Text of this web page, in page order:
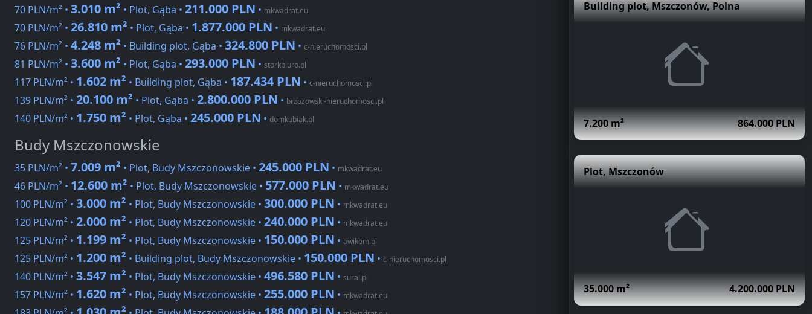
70 PLN/m² • 3.010 m² • Plot, Gąba • 211.000 PLN • mkwadrat.eu
70 PLN/m² • 26.810 m² • Plot, Gąba • 1.877.000 PLN • mkwadrat.eu
76 PLN/m² • 4.248 m² • Building plot, Gąba • 324.800 PLN • c-nieruchomosci.pl
81 PLN/m² • 3.600 m² • Plot, Gąba • 293.000 PLN • storkbiuro.pl
117 PLN/m² • 1.602 m² • Building plot, Gąba • 187.434 PLN • c-nieruchomosci.pl
139 PLN/m² • 20.100 m² • Plot, Gąba • 2.800.000 PLN • brzozowski-nieruchomosci.pl
140 PLN/m² • 1.750 m² • Plot, Gąba • 245.000 PLN • domkubiak.pl
Budy Mszczonowskie
35 PLN/m² • 7.009 m² • Plot, Budy Mszczonowskie • 245.000 PLN • mkwadrat.eu
46 PLN/m² • 12.600 m² • Plot, Budy Mszczonowskie • 577.000 PLN • mkwadrat.eu
100 PLN/m² • 3.000 m² • Plot, Budy Mszczonowskie • 300.000 PLN • mkwadrat.eu
120 PLN/m² • 2.000 m² • Plot, Budy Mszczonowskie • 240.000 PLN • mkwadrat.eu
125 PLN/m² • 1.199 m² • Plot, Budy Mszczonowskie • 150.000 PLN • awikom.pl
125 PLN/m² • 1.200 m² • Building plot, Budy Mszczonowskie • 150.000 PLN • c-nieruchomosci.pl
140 PLN/m² • 3.547 m² • Plot, Budy Mszczonowskie • 496.580 PLN • sural.pl
157 PLN/m² • 1.620 m² • Plot, Budy Mszczonowskie • 255.000 PLN • mkwadrat.eu